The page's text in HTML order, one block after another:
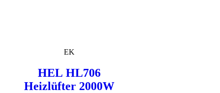
EK
HEL HL706
Heizlüfter 2000W